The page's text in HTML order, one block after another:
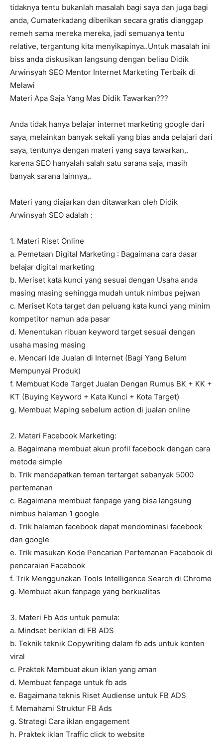
tidaknya tentu bukanlah masalah bagi saya dan juga bagi
anda, Cumaterkadang diberikan secara gratis dianggap
remeh sama mereka mereka, jadi semuanya tentu
relative, tergantung kita menyikapinya..Untuk masalah ini
biss anda diskusikan langsung dengan beliau Didik
Arwinsyah SEO Mentor Internet Marketing Terbaik di
Melawi
Materi Apa Saja Yang Mas Didik Tawarkan???
Anda tidak hanya belajar internet marketing google dari
saya, melainkan banyak sekali yang bias anda pelajari dari
saya, tentunya dengan materi yang saya tawarkan,.
karena SEO hanyalah salah satu sarana saja, masih
banyak sarana lainnya,.
Materi yang diajarkan dan ditawarkan oleh Didik
Arwinsyah SEO adalah :
1. Materi Riset Online
a. Pemetaan Digital Marketing : Bagaimana cara dasar
belajar digital marketing
b. Meriset kata kunci yang sesuai dengan Usaha anda
masing masing sehingga mudah untuk nimbus pejwan
c. Meriset Kota target dan peluang kata kunci yang minim
kompetitor namun ada pasar
d. Menentukan ribuan keyword target sesuai dengan
usaha masing masing
e. Mencari Ide Jualan di Internet (Bagi Yang Belum
Mempunyai Produk)
f. Membuat Kode Target Jualan Dengan Rumus BK + KK +
KT (Buying Keyword + Kata Kunci + Kota Target)
g. Membuat Maping sebelum action di jualan online
2. Materi Facebook Marketing:
a. Bagaimana membuat akun profil facebook dengan cara
metode simple
b. Trik mendapatkan teman tertarget sebanyak 5000
pertemanan
c. Bagaimana membuat fanpage yang bisa langsung
nimbus halaman 1 google
d. Trik halaman facebook dapat mendominasi facebook
dan google
e. Trik masukan Kode Pencarian Pertemanan Facebook di
pencaraian Facebook
f. Trik Menggunakan Tools Intelligence Search di Chrome
g. Membuat akun fanpage yang berkualitas
3. Materi Fb Ads untuk pemula:
a. Mindset beriklan di FB ADS
b. Teknik teknik Copywriting dalam fb ads untuk konten
viral
c. Praktek Membuat akun iklan yang aman
d. Membuat fanpage untuk fb ads
e. Bagaimana teknis Riset Audiense untuk FB ADS
f. Memahami Struktur FB Ads
g. Strategi Cara iklan engagement
h. Praktek iklan Traffic click to website